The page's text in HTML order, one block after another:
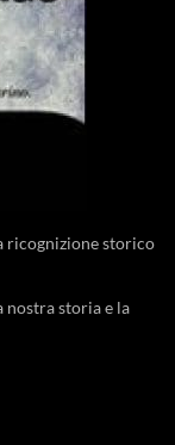
ricognizione storico
nostra storia e la